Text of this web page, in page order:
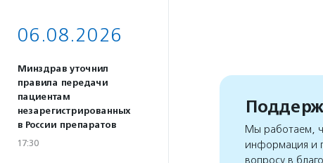
06.08.2026
Минздрав уточнил
правила передачи
пациентам
незарегистрированных
в России препаратов
17:30
Мы работаем,
информация и
вопросу в